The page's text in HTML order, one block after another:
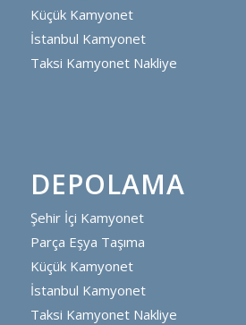
Küçük Kamyonet
İstanbul Kamyonet
Taksi Kamyonet Nakliye
DEPOLAMA
Şehir İçi Kamyonet
Parça Eşya Taşıma
Küçük Kamyonet
İstanbul Kamyonet
Taksi Kamyonet Nakliye